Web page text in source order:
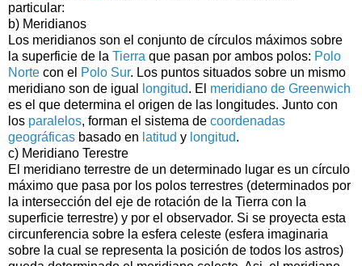
particular:
b) Meridianos
Los meridianos son el conjunto de círculos máximos sobre
la superficie de la Tierra que pasan por ambos polos: Polo
Norte con el Polo Sur. Los puntos situados sobre un mismo
meridiano son de igual
longitud. El meridiano de Greenwich
es el que determina el origen de las longitudes. Junto con
los paralelos, forman el sistema de coordenadas
geográficas basado en latitud y longitud.
c) Meridiano Terestre
El meridiano terrestre de un determinado lugar es un círculo
máximo que pasa por los polos terrestres (determinados por
la intersección del eje de rotación de la Tierra con la
superficie terrestre) y por el observador. Si se proyecta esta
circunferencia sobre la esfera celeste (esfera imaginaria
sobre la cual se representa la posición de todos los astros)